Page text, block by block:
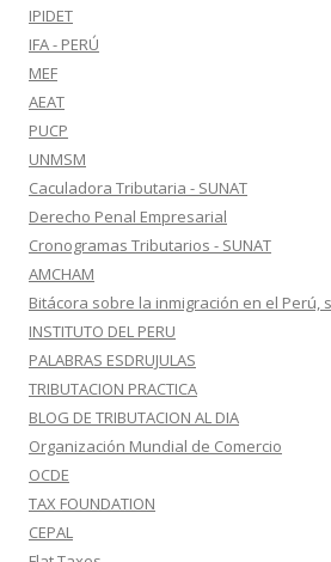
IPIDET
IFA - PERÚ
MEF
AEAT
PUCP
UNMSM
Caculadora Tributaria - SUNAT
Derecho Penal Empresarial
Cronogramas Tributarios - SUNAT
AMCHAM
Bitácora sobre la inmigración en el Perú,
INSTITUTO DEL PERU
PALABRAS ESDRUJULAS
TRIBUTACION PRACTICA
BLOG DE TRIBUTACION AL DIA
Organización Mundial de Comercio
OCDE
TAX FOUNDATION
CEPAL